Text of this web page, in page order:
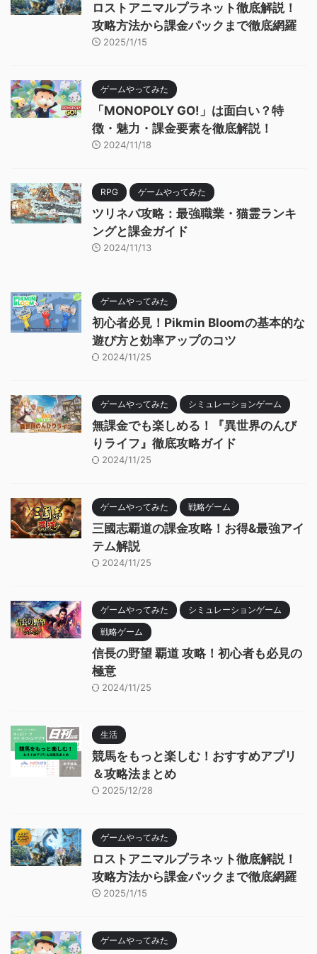
ロストアニマルプラネット徹底解説！
攻略方法から課金パックまで徹底網羅
2025/1/15
ゲームやってみた
「MONOPOLY GO!」は面白い？特
徴・魅力・課金要素を徹底解説！
2024/11/18
RPG ゲームやってみた
ツリネバ攻略：最強職業・猫霊ランキ
ングと課金ガイド
2024/11/13
ゲームやってみた
初心者必見！Pikmin Bloomの基本的な
遊び方と効率アップのコツ
2024/11/25
ゲームやってみた シミュレーションゲーム
無課金でも楽しめる！『異世界のんび
りライフ』徹底攻略ガイド
2024/11/25
ゲームやってみた 戦略ゲーム
三國志覇道の課金攻略！お得&最強アイ
テム解説
2024/11/25
ゲームやってみた シミュレーションゲーム
戦略ゲーム
信長の野望 覇道 攻略！初心者も必見の
極意
2024/11/25
生活
競馬をもっと楽しむ！おすすめアプリ
＆攻略法まとめ
2025/12/28
ゲームやってみた
ロストアニマルプラネット徹底解説！
攻略方法から課金パックまで徹底網羅
2025/1/15
ゲームやってみた